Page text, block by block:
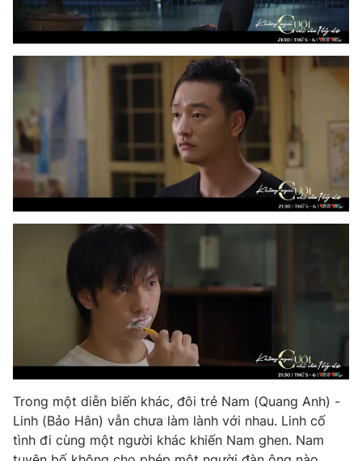
® Cấm sao chép dưới mọi hình thức nếu không có sự chấp
thuận bằng văn bản. Ghi rõ nguồn VTV.vn khi phát hành lại
Trong một diễn biến khác, đôi trẻ Nam (Quang Anh) -
Linh (Bảo Hân) vẫn chưa làm lành với nhau. Linh cố
tình đi cùng một người khác khiến Nam ghen. Nam